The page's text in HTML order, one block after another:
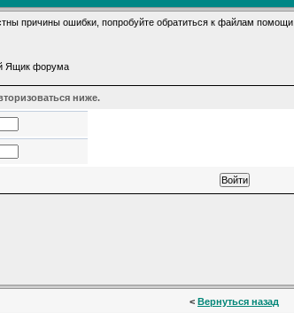
причины ошибки, попробуйте обратиться к файлам помощи.
Ящик форума
ниже.
< Вернуться назад